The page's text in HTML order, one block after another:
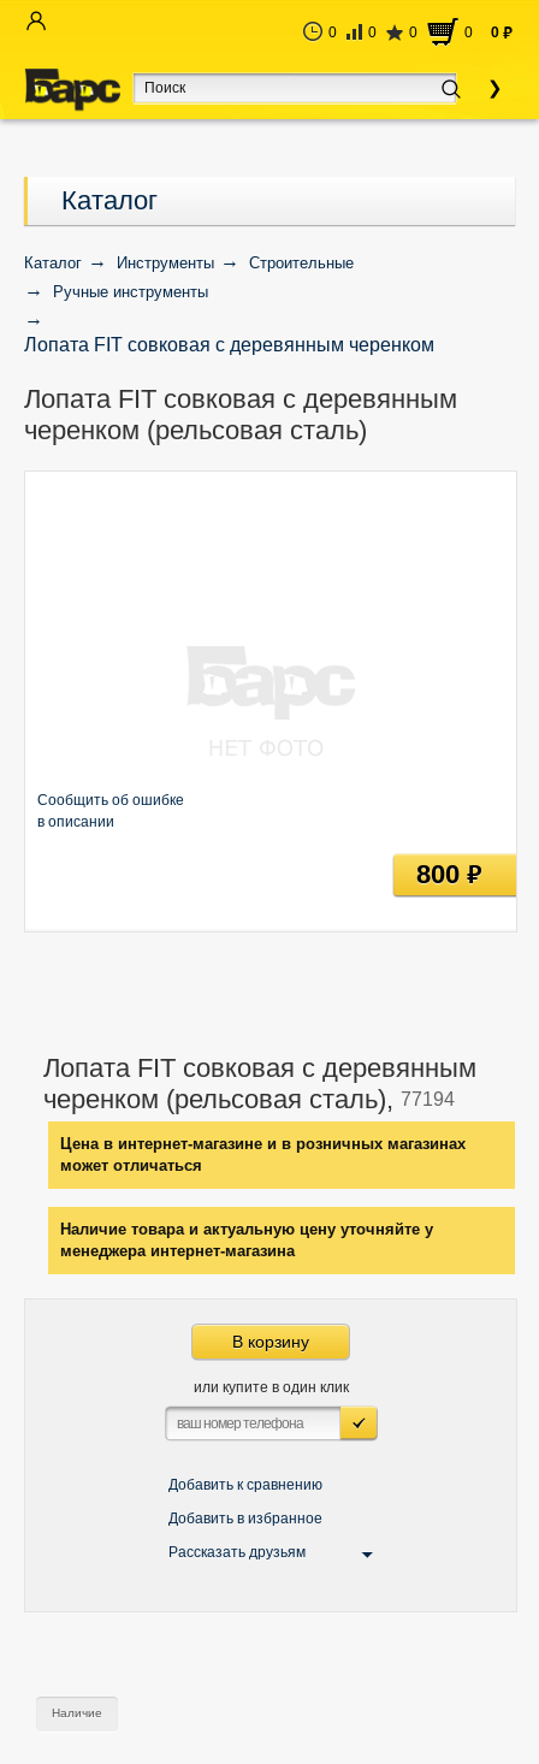
0 0 0 0 0 руб
Каталог
Каталог Инструменты
Строительные
Ручные инструменты
Лопата FIT совковая с деревянным черенком
Лопата FIT совковая с деревянным
черенком (рельсовая сталь)
Лопата FIT совковая с деревянным
черенком (рельсовая сталь), 77194
Цена в интернет-магазине и в розничных магазинах
может отличаться
Наличие товара и актуальную цену уточняйте у
менеджера интернет-магазина
В корзину
или купите в один клик
Добавить к сравнению
Добавить в избранное
Рассказать друзьям
Сообщить об ошибке
в описании
800руб
Наличие